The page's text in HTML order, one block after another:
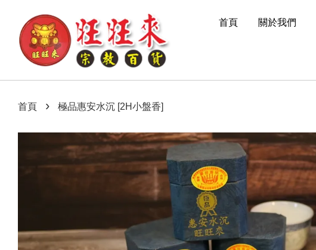
首頁 關於我們
首頁 › 極品惠安水沉 [2H小盤香]